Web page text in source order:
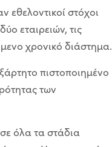
στόχοι
εταιρειών, τις
χρονικό διάστημα.
πιστοποιημένο
των
όλα τα στάδια